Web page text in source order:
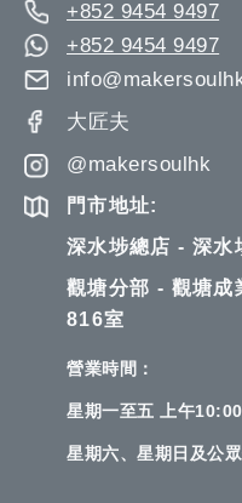
+852 9454 9497
+852 9454 9497
大匠夫
@makersoulhk
門市地址:
深水埗總店 - 深
觀塘分部 - 觀塘成
816室
營業時間：
星期一至五 上午
星期六、星期日及公